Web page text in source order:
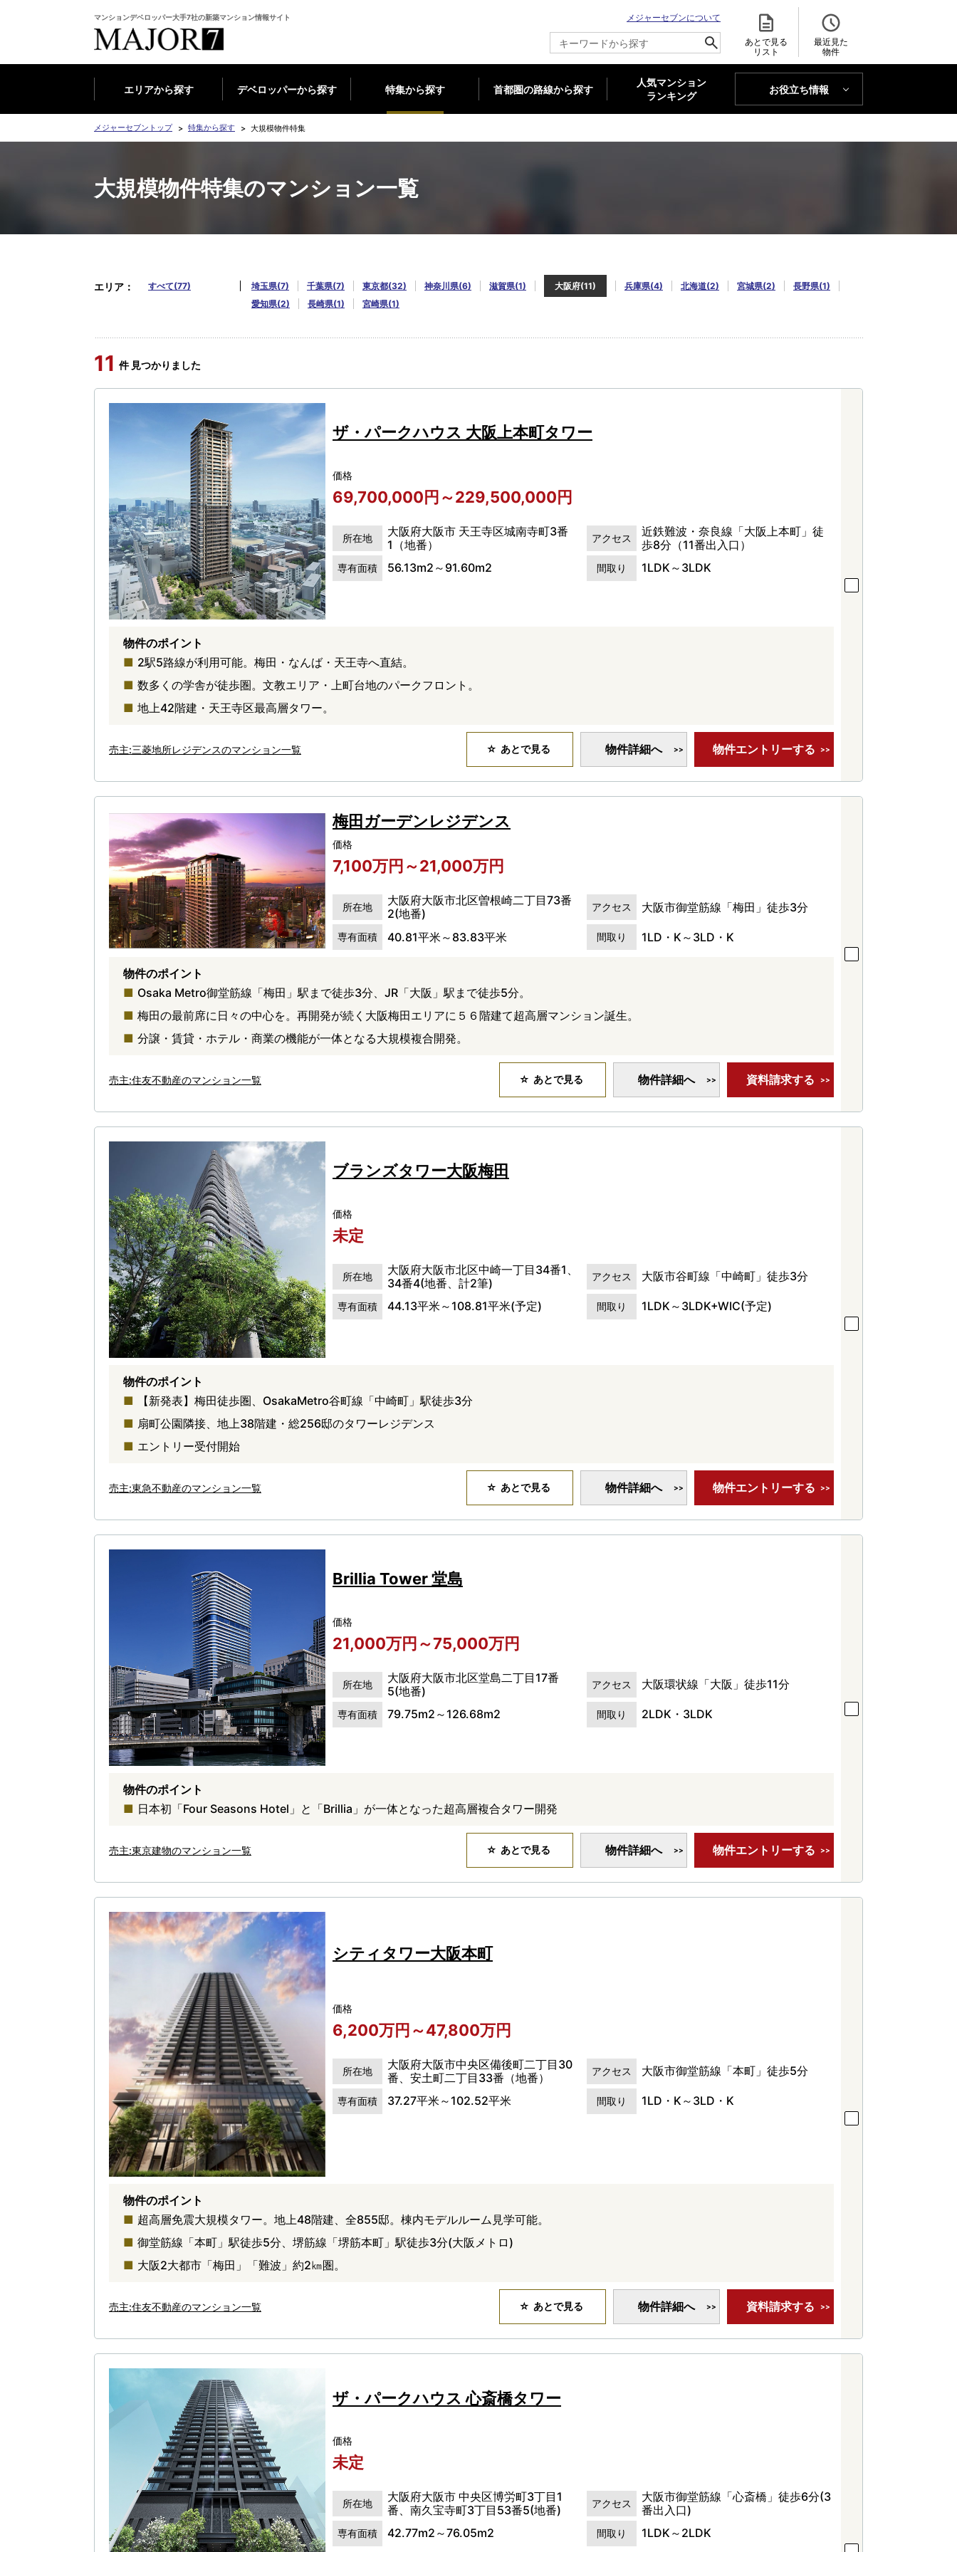
マンションデベロッパー大手7社の新築マンション情報サイト
メジャーセブンについて
あとで見る
リスト
最近見た
物件
エリアから探す デベロッパーから探す 特集から探す 首都圏の路線から探す
人気マンション
ランキング
お役立ち情報
MAJOR'S BLOG
メジャーセブントップ 特集から探す 大規模物件特集
大規模物件特集のマンション一覧
エリア すべて(77) 埼玉県(7) 千葉県(7) 東京都(32) 神奈川県(6) 滋賀県(1) 大阪府(11) 兵庫県(4) 北海道(2) 宮城県(2)
長野県(1)
愛知県(2)
長崎県(1) 宮崎県(1)
11 件 見つかりました
ザ・パークハウス 大阪上本町タワー
価格
69,700,000円～229,500,000円
所在地
大阪府大阪市 天王寺区城南寺町3番
1（地番）
アクセス
近鉄難波・奈良線「大阪上本町」徒
歩8分（11番出入口）
専有面積 56.13m2～91.60m2 間取り 1LDK～3LDK
物件のポイント
2駅5路線が利用可能。梅田・なんば・天王寺へ直結。
数多くの学舎が徒歩圏。文教エリア・上町台地のパークフロント。
地上42階建・天王寺区最高層タワー。
売主:三菱地所レジデンスのマンション一覧 あとで見る 物件詳細へ 物件エントリーする
梅田ガーデンレジデンス
価格
7,100万円～21,000万円
所在地
大阪府大阪市北区曽根崎二丁目73番
2(地番)
アクセス 大阪市御堂筋線「梅田」徒歩3分
専有面積 40.81平米～83.83平米 間取り 1LD・K～3LD・K
物件のポイント
Osaka Metro御堂筋線「梅田」駅まで徒歩3分、JR「大阪」駅まで徒歩5分。
梅田の最前席に日々の中心を。再開発が続く大阪梅田エリアに５６階建て超高層マンション誕生。
分譲・賃貸・ホテル・商業の機能が一体となる大規模複合開発。
売主:住友不動産のマンション一覧 あとで見る 物件詳細へ 資料請求する
ブランズタワー大阪梅田
価格
未定
所在地
大阪府大阪市北区中崎一丁目34番1、
34番4(地番、計2筆)
アクセス 大阪市谷町線「中崎町」徒歩3分
専有面積 44.13平米～108.81平米(予定) 間取り 1LDK～3LDK+WIC(予定)
物件のポイント
【新発表】梅田徒歩圏、OsakaMetro谷町線「中崎町」駅徒歩3分
扇町公園隣接、地上38階建・総256邸のタワーレジデンス
エントリー受付開始
売主:東急不動産のマンション一覧 あとで見る 物件詳細へ 物件エントリーする
Brillia Tower 堂島
価格
21,000万円～75,000万円
所在地
大阪府大阪市北区堂島二丁目17番
5(地番)
アクセス 大阪環状線「大阪」徒歩11分
専有面積 79.75m2～126.68m2 間取り 2LDK・3LDK
物件のポイント
日本初「Four Seasons Hotel」と「Brillia」が一体となった超高層複合タワー開発
売主:東京建物のマンション一覧 あとで見る 物件詳細へ 物件エントリーする
シティタワー大阪本町
価格
6,200万円～47,800万円
所在地
大阪府大阪市中央区備後町二丁目30
番、安土町二丁目33番（地番）
アクセス 大阪市御堂筋線「本町」徒歩5分
専有面積 37.27平米～102.52平米 間取り 1LD・K～3LD・K
物件のポイント
超高層免震大規模タワー。地上48階建、全855邸。棟内モデルルーム見学可能。
御堂筋線「本町」駅徒歩5分、堺筋線「堺筋本町」駅徒歩3分(大阪メトロ)
大阪2大都市「梅田」「難波」約2㎞圏。
売主:住友不動産のマンション一覧 あとで見る 物件詳細へ 資料請求する
ザ・パークハウス 心斎橋タワー
価格
未定
所在地
大阪府大阪市 中央区博労町3丁目1
番、南久宝寺町3丁目53番5(地番)
アクセス
大阪市御堂筋線「心斎橋」徒歩6分(3
番出入口)
専有面積 42.77m2～76.05m2 間取り 1LDK～2LDK